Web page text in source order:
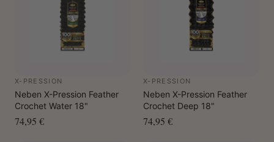
X-PRESSION
Neben X-Pression Feather
Crochet Water 18"
74,95 €
X-PRESSION
Neben X-Pression Feather
Crochet Deep 18"
74,95 €